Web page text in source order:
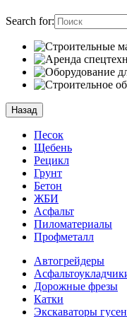
Search for:
Назад
Песок
Щебень
Рецикл
Грунт
Бетон
ЖБИ
Асфальт
Пиломатериалы
Профметалл
Автогрейдеры
Дорожные фрезы
Катки
Экскаваторы